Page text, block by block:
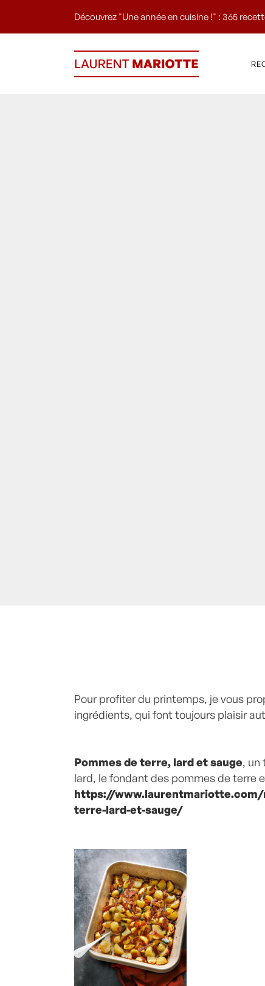
Découvrez "Une année en cuisine !" : 365
Posté à 22:56hin- Actualités -,Mes
mes astucesbyLaurent Mariotte 0
Pour profiter du printemps, je vous
ingrédients, qui font toujours plaisir
Pommes de terre, lard et sauge, un
lard, le fondant des pommes de terre
https://www.laurentmariotte.com/
terre-lard-et-sauge/